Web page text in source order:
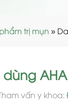
trị mụn »
vấn y khoa: